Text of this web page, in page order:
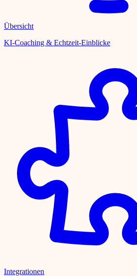
Übersicht
KI-Coaching & Echtzeit-Einblicke
Integrationen